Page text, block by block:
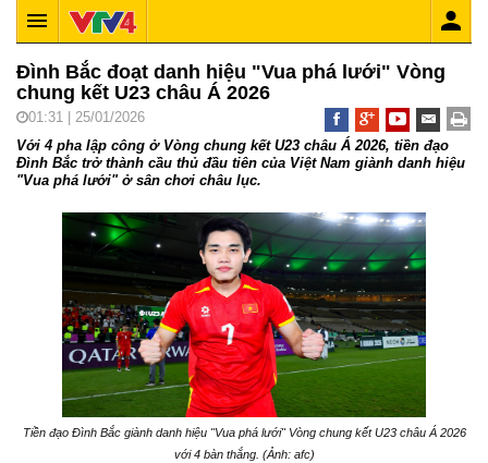
Đình Bắc đoạt danh hiệu "Vua phá lưới" Vòng
chung kết U23 châu Á 2026
01:31 | 25/01/2026
Với 4 pha lập công ở Vòng chung kết U23 châu Á 2026, tiền đạo
Đình Bắc trở thành cầu thủ đầu tiên của Việt Nam giành danh hiệu
"Vua phá lưới" ở sân chơi châu lục.
Tiền đạo Đình Bắc giành danh hiệu "Vua phá lưới" Vòng chung kết U23 châu Á 2026
với 4 bàn thắng. (Ảnh: afc)